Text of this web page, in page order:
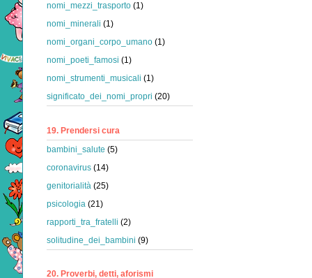
nomi_mezzi_trasporto (1)
nomi_minerali (1)
nomi_organi_corpo_umano (1)
nomi_poeti_famosi (1)
nomi_strumenti_musicali (1)
significato_dei_nomi_propri (20)
19. Prendersi cura
bambini_salute (5)
coronavirus (14)
genitorialità (25)
psicologia (21)
rapporti_tra_fratelli (2)
solitudine_dei_bambini (9)
20. Proverbi, detti, aforismi